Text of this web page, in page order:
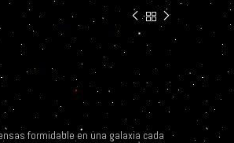
formidable en una galaxia cada